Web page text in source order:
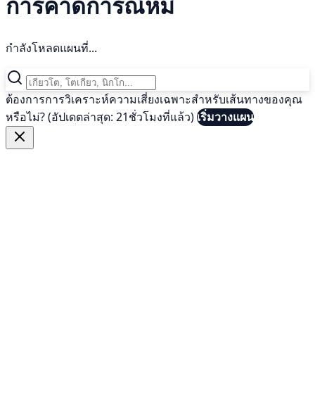
กำลังโหลดแผนที่...
ต้องการการวิเคราะห์ความเสี่ยงเฉพาะสำหรับเส้นทางของคุณ
หรือไม่? (อัปเดตล่าสุด: 21ชั่วโมงที่แล้ว)เริ่มวางแผน